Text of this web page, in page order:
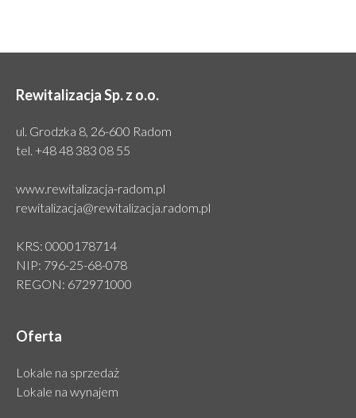
Rewitalizacja Sp. z o.o.
ul. Grodzka 8, 26-600 Radom
tel. +48 48 383 08 55
www.rewitalizacja-radom.pl
rewitalizacja@rewitalizacja.radom.pl
KRS: 0000178714
NIP: 796-25-68-078
REGON: 672971000
Oferta
Lokale na sprzedaż
Lokale na wynajem